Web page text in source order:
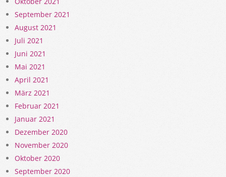
September 2021
August 2021
Juli 2021
Juni 2021
Mai 2021
April 2021
März 2021
Februar 2021
Januar 2021
Dezember 2020
November 2020
Oktober 2020
September 2020